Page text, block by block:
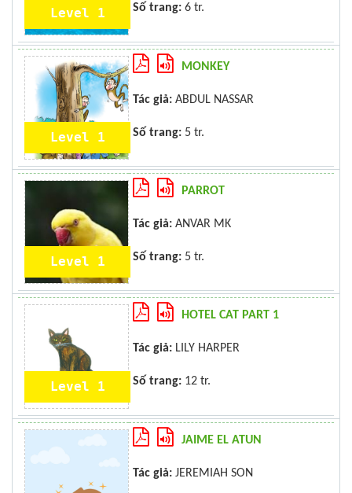
Level 1 Số trang: 6 tr.
Level 1
MONKEY
Tác giả: ABDUL NASSAR
Số trang: 5 tr.
Level 1
PARROT
Tác giả: ANVAR MK
Số trang: 5 tr.
Level 1
HOTEL CAT PART 1
Tác giả: LILY HARPER
Số trang: 12 tr.
JAIME EL ATUN
Tác giả: JEREMIAH SON